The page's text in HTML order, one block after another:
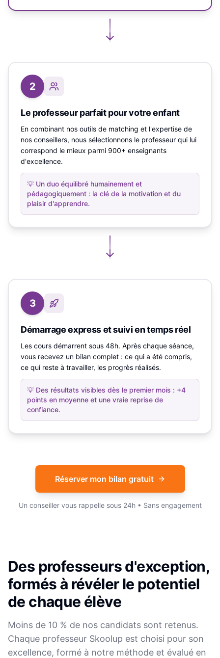
2
Le professeur parfait pour votre enfant
En combinant nos outils de matching et l'expertise de
nos conseillers, nous sélectionnons le professeur qui lui
correspond le mieux parmi 900+ enseignants
d'excellence.
💡 Un duo équilibré humainement et
pédagogiquement : la clé de la motivation et du
plaisir d'apprendre.
3
Démarrage express et suivi en temps réel
Les cours démarrent sous 48h. Après chaque séance,
vous recevez un bilan complet : ce qui a été compris,
ce qui reste à travailler, les progrès réalisés.
💡 Des résultats visibles dès le premier mois : +4
points en moyenne et une vraie reprise de
confiance.
Réserver mon bilan gratuit
Un conseiller vous rappelle sous 24h • Sans engagement
Des professeurs d'exception,
formés à révéler le potentiel
de chaque élève
Moins de 10 % de nos candidats sont retenus.
Chaque professeur Skoolup est choisi pour son
excellence, formé à notre méthode et évalué en